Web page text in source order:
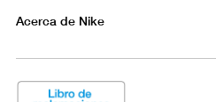
Acerca de Nike